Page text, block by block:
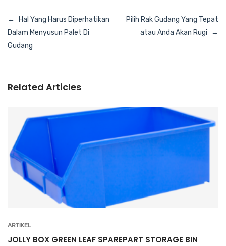
Navigasi
pos
Hal Yang Harus Diperhatikan
Dalam Menyusun Palet Di
Gudang
Pilih Rak Gudang Yang Tepat
atau Anda Akan Rugi
Related Articles
ARTIKEL
JOLLY BOX GREEN LEAF SPAREPART STORAGE BIN